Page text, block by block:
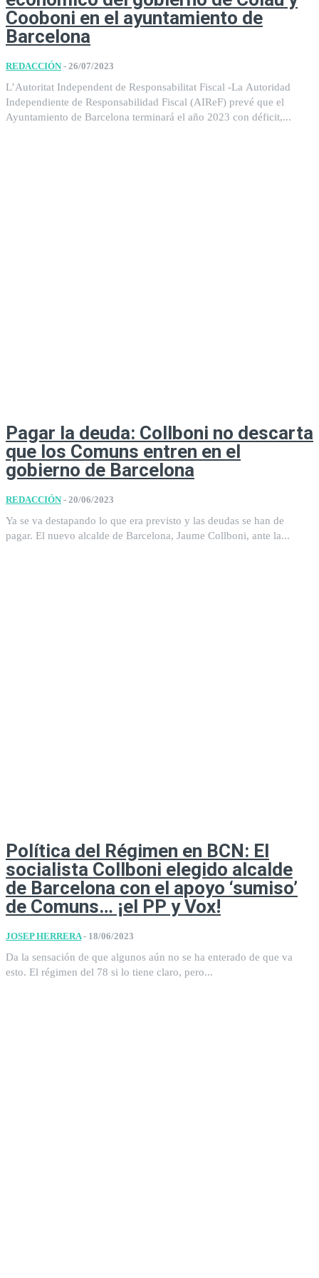
Cooboni en el ayuntamiento de
Barcelona
REDACCIÓN - 26/07/2023
L’Autoritat Independent de Responsabilitat Fiscal -La Autoridad
Independiente de Responsabilidad Fiscal (AIReF) prevé que el
Ayuntamiento de Barcelona terminará el año 2023 con déficit,...
Pagar la deuda: Collboni no descarta
que los Comuns entren en el
gobierno de Barcelona
REDACCIÓN - 20/06/2023
Ya se va destapando lo que era previsto y las deudas se han de
pagar. El nuevo alcalde de Barcelona, Jaume Collboni, ante la...
Política del Régimen en BCN: El
socialista Collboni elegido alcalde
de Barcelona con el apoyo ‘sumiso’
de Comuns… ¡el PP y Vox!
JOSEP HERRERA - 18/06/2023
Da la sensación de que algunos aún no se ha enterado de que va
esto. El régimen del 78 si lo tiene claro, pero...